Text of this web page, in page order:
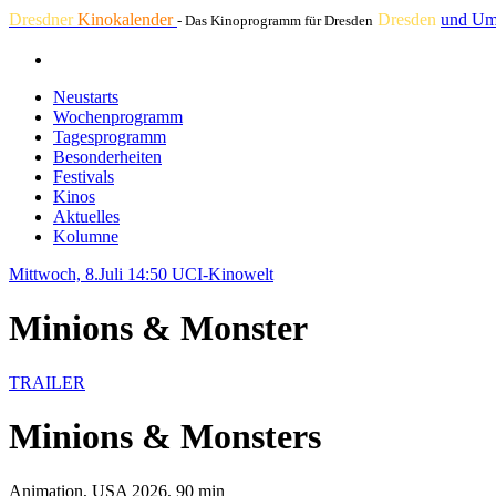
DresdnerKinokalender - Das Kinoprogramm für Dresden Dresden und
Neustarts
Wochenprogramm
Tagesprogramm
Besonderheiten
Festivals
Kinos
Aktuelles
Kolumne
Mittwoch, 8.Juli 14:50 UCI-Kinowelt
Minions & Monster
TRAILER
Minions & Monsters
Animation, USA 2026, 90 min